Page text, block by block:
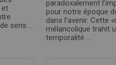
et
sens ...
paradoxalement
pour notre époque
dans l’avenir. Cette
mélancolique trahit
temporalité ...